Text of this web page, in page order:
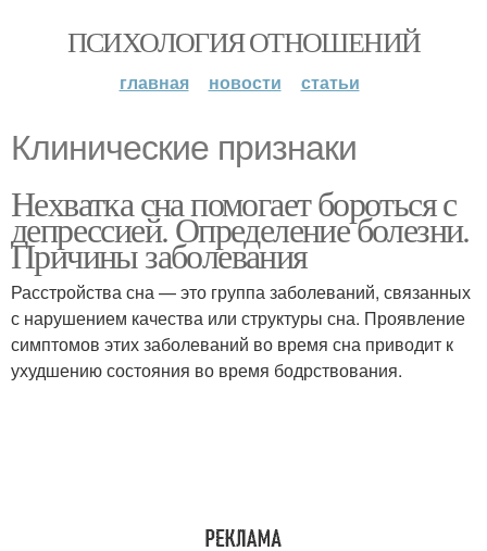
ПСИХОЛОГИЯ ОТНОШЕНИЙ
главная новости статьи
Клинические признаки
Нехватка сна помогает бороться с
депрессией. Определение болезни.
Причины заболевания
Расстройства сна — это группа заболеваний, связанных
с нарушением качества или структуры сна. Проявление
симптомов этих заболеваний во время сна приводит к
ухудшению состояния во время бодрствования.